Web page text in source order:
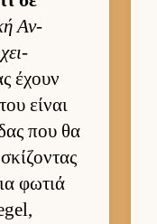
Αν­
έχουν
εί­ναι
που θα
φωτιά